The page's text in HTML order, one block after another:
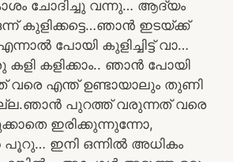
ചോദിച്ചു വന്നു… ആദ്യം
കുളിക്കട്ടെ…ഞാൻ ഇടയ്ക്ക്
പോയി കുളിച്ചിട്ട് വാ…
കളി കളിക്കാം.. ഞാൻ പോയി
വരെ എന്ത് ഉണ്ടായാലും തുണി
പുറത്ത് വരുന്നത് വരെ
ഇരിക്കുന്നുന്നോ,
പൂറു… ഇനി ഒന്നിൽ അധികം